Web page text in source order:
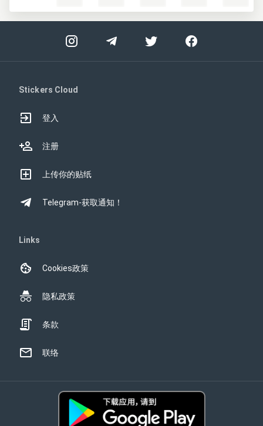
Stickers Cloud
登入
注册
上传你的贴纸
Telegram-获取通知！
Links
Cookies政策
隐私政策
条款
联络